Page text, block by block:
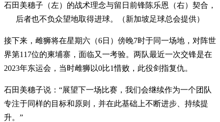
石田美穗子（左）的战术理念与留日前锋陈乐恩（右）契合，
后者也不负众望地取得进球。（新加坡足球总会提供）
接下来，雌狮将在星期六（6日）傍晚7时于同一场地，对阵世
界第117位的柬埔寨，面临又一考验。两队最近一次交锋是在
2023年东运会，当时雌狮以0比1惜败，此役剑指复仇。
石田美穗子说：“展望下一场比赛，我们会继续作为一个团队
专注于同样的目标和原则，并在此基础上不断进步、持续提
升。”